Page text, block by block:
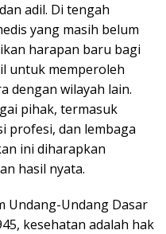
adil. Di tengah
yang masih belum
harapan baru bagi
untuk memperoleh
dengan wilayah lain.
pihak, termasuk
profesi, dan lembaga
ini diharapkan
hasil nyata.
Undang-Undang Dasar
kesehatan adalah hak